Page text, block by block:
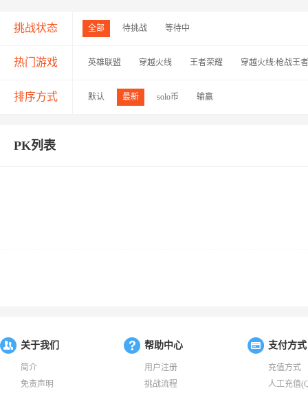
挑战状态 全部 待挑战 等待中
热门游戏 英雄联盟 穿越火线 王者荣耀 穿越火线:枪战王者
排序方式 默认 最新 solo币 输赢
PK列表
关于我们
简介
免责声明
帮助中心
用户注册
挑战流程
支付方式
充值方式
人工充值